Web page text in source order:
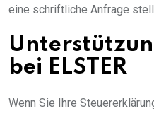
eine schriftliche Anfrage
bei ELSTER
Wenn Sie Ihre